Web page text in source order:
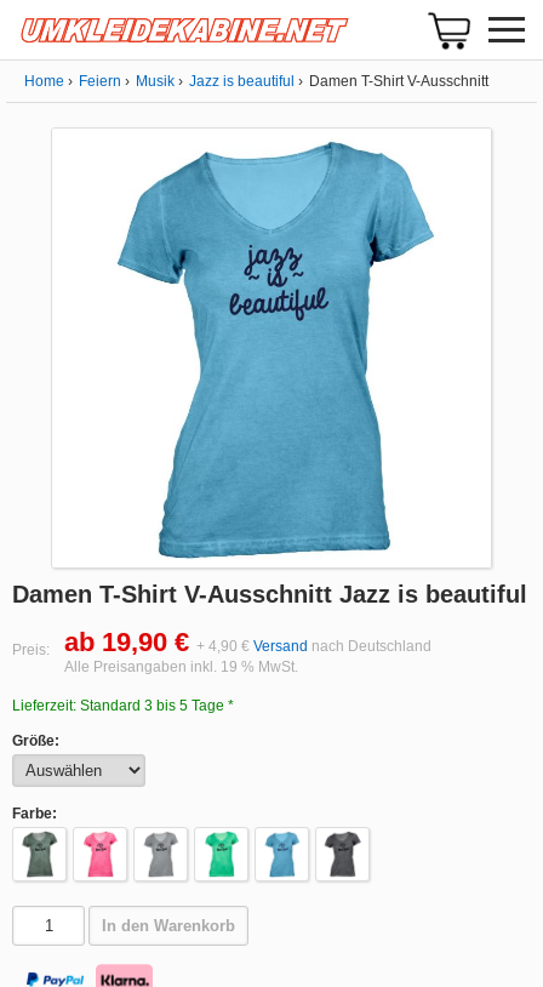
Home Feiern Musik Jazz is beautiful Damen T-Shirt V-Ausschnitt
Damen T-Shirt V-Ausschnitt Jazz is beautiful
Preis: ab 19,90 € + 4,90 € Versand nach Deutschland
Alle Preisangaben inkl. 19 % MwSt.
Lieferzeit: Standard 3 bis 5 Tage *
Größe:
Farbe:
In den Warenkorb